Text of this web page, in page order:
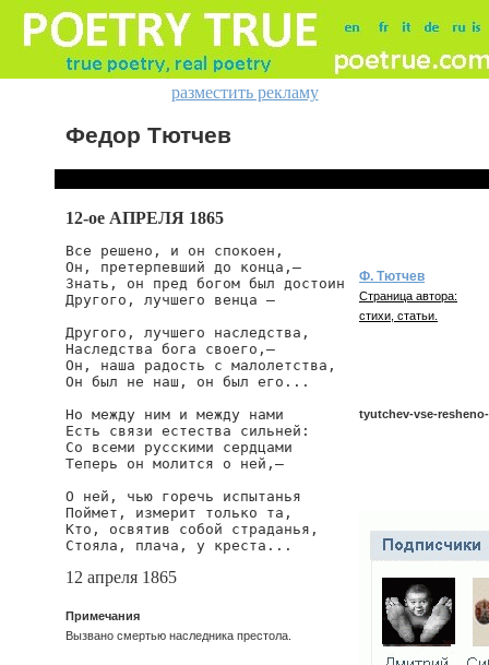
разместить рекламу
Федор Тютчев
12-ое АПРЕЛЯ 1865
Все решено, и он спокоен,
Он, претерпевший до конца,—
Знать, он пред богом был достоин
Другого, лучшего венца —
Другого, лучшего наследства,
Наследства бога своего,—
Он, наша радость с малолетства,
Он был не наш, он был его...
Но между ним и между нами
Есть связи естества сильней:
Со всеми русскими сердцами
Теперь он молится о ней,—
О ней, чью горечь испытанья
Поймет, измерит только та,
Кто, освятив собой страданья,
Стояла, плача, у креста...
12 апреля 1865
Примечания
Вызвано смертью наследника престола.
Ф. Тютчев
Страница автора:
стихи, статьи.
tyutchev-vse-